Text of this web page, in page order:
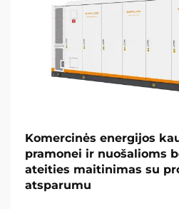
Komercinės energijos
pramonei ir nuošalioms
ateities maitinimas su
atsparumu